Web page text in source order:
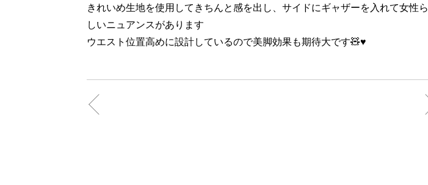
きれいめ生地を使用してきちんと感を出し、サイドにギャザーを入れて女性ら
しいニュアンスがあります
ウエスト位置高めに設計しているので美脚効果も期待大です🧸♥️